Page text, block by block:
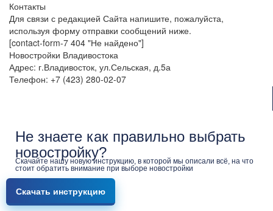
Контакты
Для связи с редакцией Сайта напишите, пожалуйста,
используя форму отправки сообщений ниже.
[contact-form-7 404 "Не найдено"]
Новостройки Владивостока
Адрес: г.Владивосток, ул.Сельская, д.5а
Телефон: +7 (423) 280-02-07
Не знаете как правильно выбрать
новостройку?
Скачайте нашу новую инструкцию, в которой мы описали всё, на что
стоит обратить внимание при выборе новостройки
Скачать инструкцию